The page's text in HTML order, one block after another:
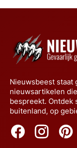
Nieuwsbeest staat
nieuwsartikelen
bespreekt. Ontdek
buitenland, op